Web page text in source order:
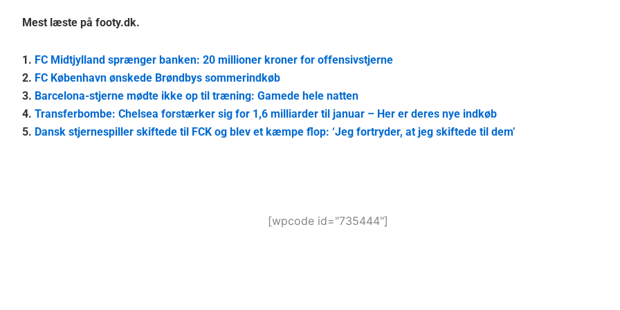
Mest læste på footy.dk.
1. FC Midtjylland sprænger banken: 20 millioner kroner for offensivstjerne
2. FC København ønskede Brøndbys sommerindkøb
3. Barcelona-stjerne mødte ikke op til træning: Gamede hele natten
4. Transferbombe: Chelsea forstærker sig for 1,6 milliarder til januar – Her er deres nye indkøb
5. Dansk stjernespiller skiftede til FCK og blev et kæmpe flop: ‘Jeg fortryder, at jeg skiftede til dem’
[wpcode id="735444"]